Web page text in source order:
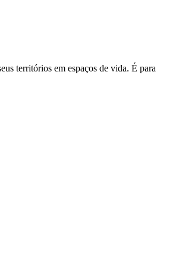
territórios em espaços de vida. É para